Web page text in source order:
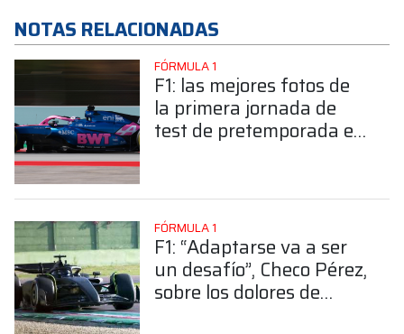
NOTAS RELACIONADAS
FÓRMULA 1
F1: las mejores fotos de
la primera jornada de
test de pretemporada en
FÓRMULA 1
F1: “Adaptarse va a ser
un desafío”, Checo Pérez,
sobre los dolores de